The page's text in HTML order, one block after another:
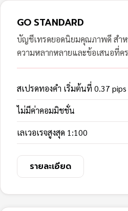
GO STANDARD
บัญชีเทรดยอดนิยมคุณภาพดี สำ
ความหลากหลายและข้อเสนอที่ค
สเปรดทองคำ เริ่มต้นที่ 0.37
ไม่มีค่าคอมมิชชั่น
เลเวอเรจสูงสุด 1:100
รายละเอียด